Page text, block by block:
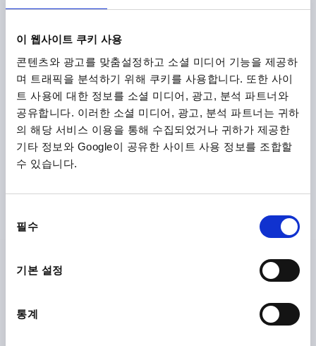
이 웹사이트 쿠키 사용
콘텐츠와 광고를 맞춤설정하고 소셜 미디어 기능을 제공하
며 트래픽을 분석하기 위해 쿠키를 사용합니다. 또한 사이
트 사용에 대한 정보를 소셜 미디어, 광고, 분석 파트너와
공유합니다. 이러한 소셜 미디어, 광고, 분석 파트너는 귀하
의 해당 서비스 이용을 통해 수집되었거나 귀하가 제공한
기타 정보와 Google이 공유한 사이트 사용 정보를 조합할
수 있습니다.
필수
기본 설정
통계
₩16,840
K1794 L
팜 그립 내고온성, 스틸 부쉬 있음, 타입:L M06X20, D1=32,
틸 1.4404 자연적 마무리
H2=12
주문 번호: